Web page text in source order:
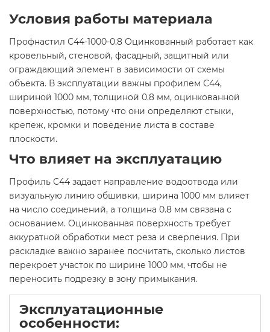
Условия работы материала
Профнастил С44-1000-0.8 Оцинкованный работает как
кровельный, стеновой, фасадный, защитный или
ограждающий элемент в зависимости от схемы
объекта. В эксплуатации важны профилем С44,
шириной 1000 мм, толщиной 0.8 мм, оцинкованной
поверхностью, потому что они определяют стыки,
крепеж, кромки и поведение листа в составе
плоскости.
Что влияет на эксплуатацию
Профиль С44 задает направление водоотвода или
визуальную линию обшивки, ширина 1000 мм влияет
на число соединений, а толщина 0.8 мм связана с
основанием. Оцинкованная поверхность требует
аккуратной обработки мест реза и сверления. При
раскладке важно заранее посчитать, сколько листов
перекроет участок по ширине 1000 мм, чтобы не
переносить подрезку в зону примыкания.
Эксплуатационные
особенности: